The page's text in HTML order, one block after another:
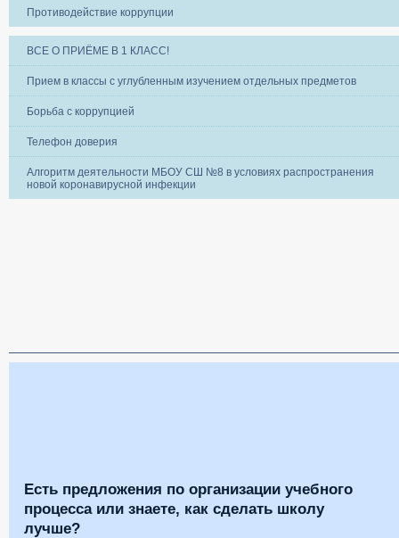
Противодействие коррупции
ВСЕ О ПРИЁМЕ В 1 КЛАСС!
Прием в классы с углубленным изучением отдельных предметов
Борьба с коррупцией
Телефон доверия
Алгоритм деятельности МБОУ СШ №8 в условиях распространения
новой коронавирусной инфекции
Есть предложения по организации учебного
процесса или знаете, как сделать школу
лучше?